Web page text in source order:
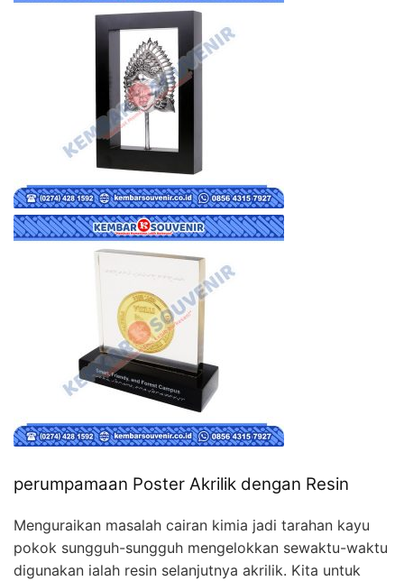
perumpamaan Poster Akrilik dengan Resin
Menguraikan masalah cairan kimia jadi tarahan kayu
pokok sungguh-sungguh mengelokkan sewaktu-waktu
digunakan ialah resin selanjutnya akrilik. Kita untuk